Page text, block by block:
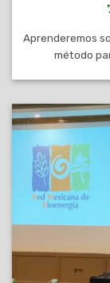
Aprenderemos
método